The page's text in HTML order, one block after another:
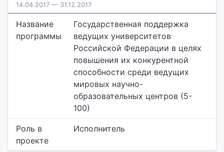
14.04.2017 — 31.12.2017
Название
программы
Государственная поддержка
ведущих университетов
Российской Федерации в целях
повышения их конкурентной
способности среди ведущих
мировых научно-
образовательных центров (5-
100)
Роль в
проекте
Исполнитель